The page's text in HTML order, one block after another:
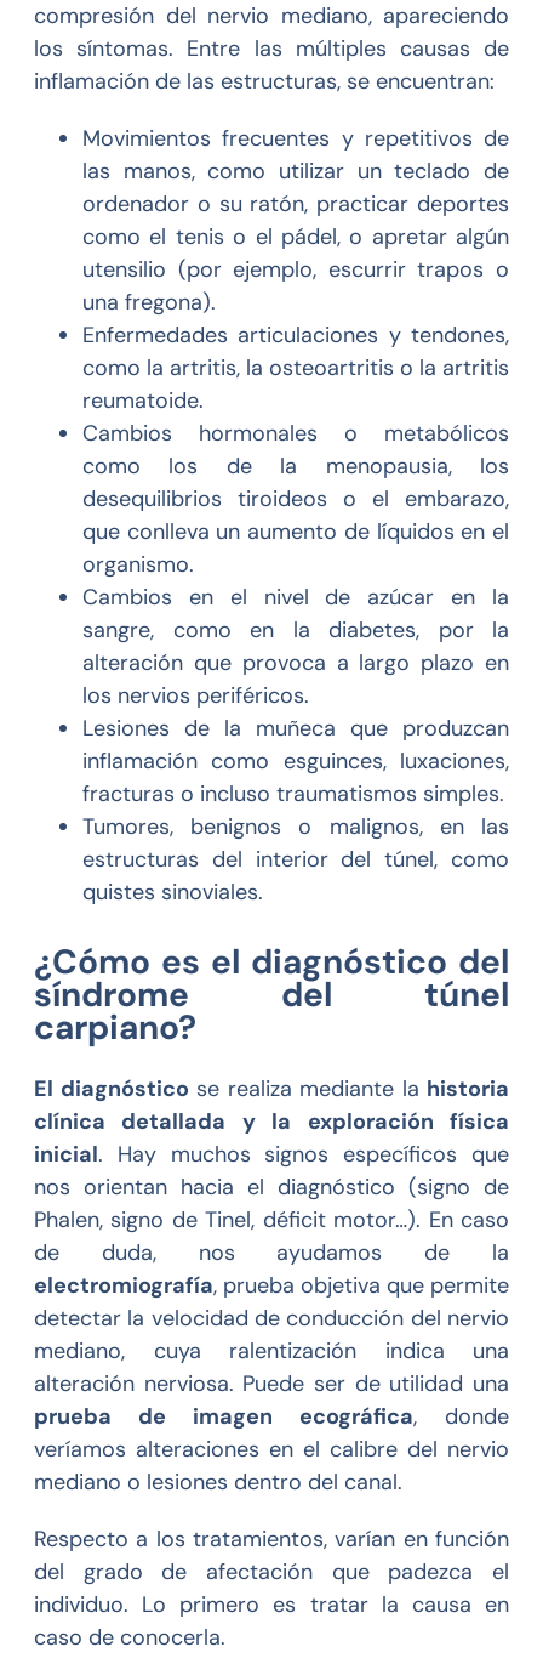
compresión del nervio mediano, apareciendo
los síntomas. Entre las múltiples causas de
inflamación de las estructuras, se encuentran:
Movimientos frecuentes y repetitivos de
las manos, como utilizar un teclado de
ordenador o su ratón, practicar deportes
como el tenis o el pádel, o apretar algún
utensilio (por ejemplo, escurrir trapos o
una fregona).
Enfermedades articulaciones y tendones,
como la artritis, la osteoartritis o la artritis
reumatoide.
Cambios hormonales o metabólicos
como los de la menopausia, los
desequilibrios tiroideos o el embarazo,
que conlleva un aumento de líquidos en el
organismo.
Cambios en el nivel de azúcar en la
sangre, como en la diabetes, por la
alteración que provoca a largo plazo en
los nervios periféricos.
Lesiones de la muñeca que produzcan
inflamación como esguinces, luxaciones,
fracturas o incluso traumatismos simples.
Tumores, benignos o malignos, en las
estructuras del interior del túnel, como
quistes sinoviales.
¿Cómo es el diagnóstico del
síndrome del túnel
carpiano?
El diagnóstico se realiza mediante la historia
clínica detallada y la exploración física
inicial. Hay muchos signos específicos que
nos orientan hacia el diagnóstico (signo de
Phalen, signo de Tinel, déficit motor…). En caso
de duda, nos ayudamos de la
electromiografía, prueba objetiva que permite
detectar la velocidad de conducción del nervio
mediano, cuya ralentización indica una
alteración nerviosa. Puede ser de utilidad una
prueba de imagen ecográfica, donde
veríamos alteraciones en el calibre del nervio
mediano o lesiones dentro del canal.
Respecto a los tratamientos, varían en función
del grado de afectación que padezca el
individuo. Lo primero es tratar la causa en
caso de conocerla.